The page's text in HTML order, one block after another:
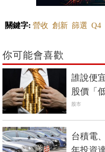
關鍵字: 營收 創新 篩選 Q4
你可能會喜歡
誰說便
股價「
股市
台積電
年投資